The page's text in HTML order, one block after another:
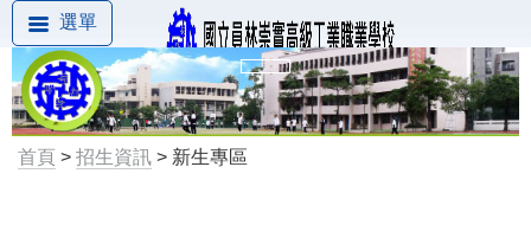
選單
首頁 > 招生資訊 > 新生專區